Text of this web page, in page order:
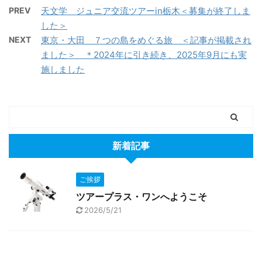
PREV
天文学 ジュニア交流ツアーin栃木＜募集が終了しま
した＞
NEXT
東京・大田 ７つの島をめぐる旅 ＜記事が掲載され
ました＞ ＊2024年に引き続き、2025年9月にも実
施しました
新着記事
ご挨拶
ツアープラス・ワンへようこそ
2026/5/21